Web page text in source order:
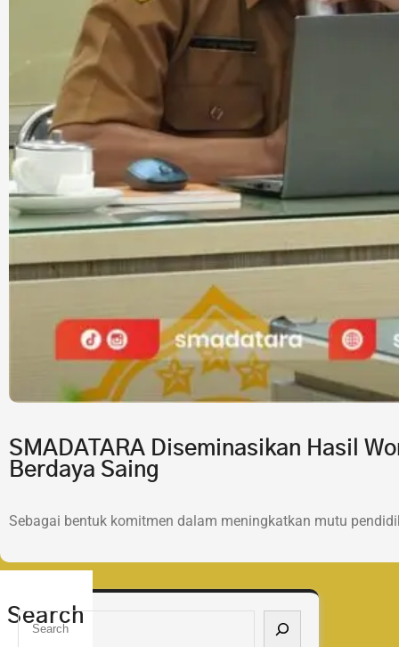
SMADATARA Diseminasikan Hasil
Berdaya Saing
Sebagai bentuk komitmen dalam meningkatkan mutu
Search
S